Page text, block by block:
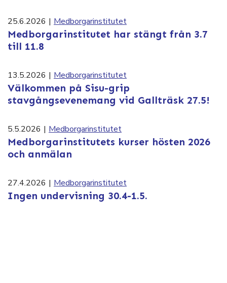
25.6.2026 | Medborgarinstitutet
Medborgarinstitutet har stängt från 3.7
till 11.8
13.5.2026 | Medborgarinstitutet
Välkommen på Sisu-grip
stavgångsevenemang vid Gallträsk 27.5!
5.5.2026 | Medborgarinstitutet
Medborgarinstitutets kurser hösten 2026
och anmälan
27.4.2026 | Medborgarinstitutet
Ingen undervisning 30.4-1.5.